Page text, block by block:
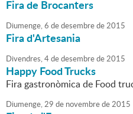
Fira de Brocanters
Diumenge,6 dedesembrede2015
Fira d'Artesania
Divendres,4dedesembrede2015
Happy Food Trucks
Fira gastronòmica de Food
Diumenge,29 de novembrede2015